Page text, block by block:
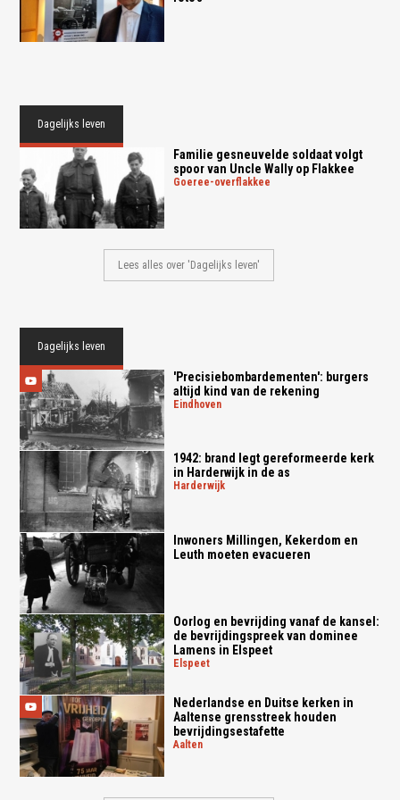
Dagelijks leven
Familie gesneuvelde soldaat volgt
spoor van Uncle Wally op Flakkee
goeree-overflakkee
Lees alles over 'Dagelijks leven'
Dagelijks leven
'Precisiebombardementen': burgers
altijd kind van de rekening
eindhoven
1942: brand legt gereformeerde kerk
in Harderwijk in de as
harderwijk
Inwoners Millingen, Kekerdom en
Leuth moeten evacueren
Oorlog en bevrijding vanaf de kansel:
de bevrijdingspreek van dominee
Lamens in Elspeet
elspeet
Nederlandse en Duitse kerken in
Aaltense grensstreek houden
bevrijdingsestafette
aalten